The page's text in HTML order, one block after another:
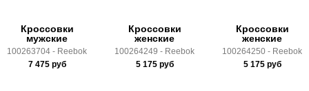
Кроссовки
мужские
100263704 - Reebok
7 475руб
Кроссовки
женские
100264249 - Reebok
5 175руб
Кроссовки
женские
100264250 - Reebok
5 175руб